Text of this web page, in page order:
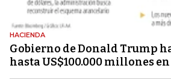
HACIENDA
Gobierno de Donald Trump
hasta US$100.000 millones